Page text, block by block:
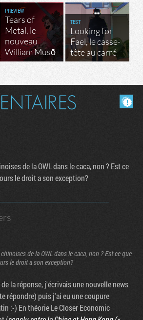
PREVIEW
Tears of
Metal, le
nouveau
William Musō
TEST
Looking for
Fael, le casse-
tête au carré
Masquer les commentaires lus.
de la OWL dans le caca, non ? Est ce
le droit a son exception?
de la OWL dans le caca, non ? Est ce que
le droit a son exception?
la réponse, j'écrivais une nouvelle news
répondre) puis j'ai eu une coupure
:-) En théorie Le Closer Economic